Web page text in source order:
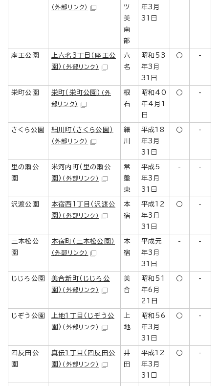
（外部リンク）
ツ
美
南
部
年3月
31日
座王公園
上六名3丁目（座王公
園） （外部リンク）
六
名
昭和53
年3月
31日
○ -
栄町公園 栄町（栄町公園） （外
部リンク）
根
石
昭和40
年4月1
日
○ -
さくら公園 細川町（さくら公園）
（外部リンク）
細
川
平成18
年3月
31日
○ -
里の瀬公
園
米河内町（里の瀬公
園） （外部リンク）
常
盤
東
平成5
年3月
31日
- -
沢渡公園
本宿西1丁目（沢渡公
園） （外部リンク）
本
宿
平成12
年3月
31日
○ -
三本松公
園
本宿町（三本松公園）
（外部リンク）
本
宿
平成元
年3月
31日
- -
じじろ公園
美合新町（じじろ公
園） （外部リンク）
美
合
昭和51
年6月
21日
○ -
じぞう公園
上地1丁目（じぞう公
園） （外部リンク）
上
地
昭和56
年3月
31日
○ -
四反田公
園
真伝1丁目（四反田公
園） （外部リンク）
井
田
平成12
年3月
31日
○ -